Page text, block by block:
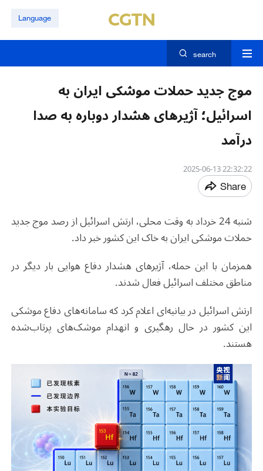
Language
search
موج جدید حملات موشکی ایران به
اسرائیل؛ آژیرهای هشدار دوباره به صدا
درآمد
22:32:22 2025-06-13
Share
شنبه 24 خرداد به وقت محلی، ارتش اسرائیل از رصد موج جدید
حملات موشکی ایران به خاک این کشور خبر داد.
همزمان با این حمله، آژیرهای هشدار دفاع هوایی بار دیگر در
مناطق مختلف اسرائیل فعال شدند.
ارتش اسرائیل در بیانیه‌ای اعلام کرد که سامانه‌های دفاع موشکی
این کشور در حال رهگیری و انهدام موشک‌های پرتاب‌شده
هستند.